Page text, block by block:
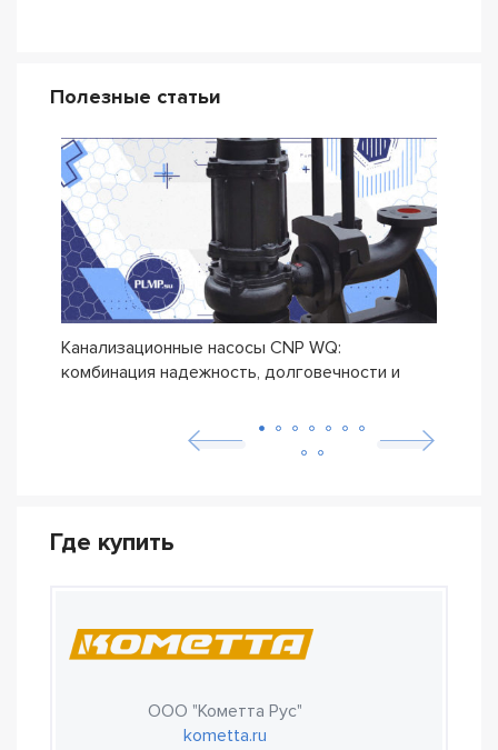
Полезные статьи
Канализационные насосы CNP WQ:
комбинация надежность, долговечности и
Где купить
ООО "Кометта Рус"
kometta.ru